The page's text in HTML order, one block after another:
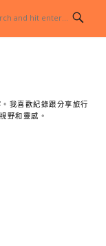
我喜歡紀錄跟分享旅行
野和靈感。